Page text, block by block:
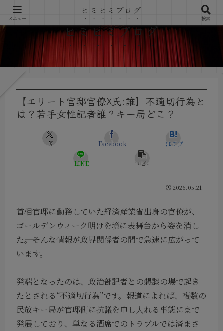
ヒミヒミブログ
【エリート官邸官僚X氏:誰】不適切行為と
は？若手女性記者誰？キー局どこ？
X Facebook はてブ
LINE コピー
2026.05.21
首相官邸に勤務していた経済産業省出身の官僚が、
ゴールデンウィーク明けを境に表舞台から姿を消し
た――。そんな情報が政界関係者の間で急速に広がって
います。
発端となったのは、政治部記者との懇談の場で起き
たとされる“不適切行為”です。報道によれば、複数の
民放キー局が官邸側に抗議を申し入れる事態にまで
発展しており、単なる酒席でのトラブルでは済まさ
メニュー
ヒミヒミブログ
検索